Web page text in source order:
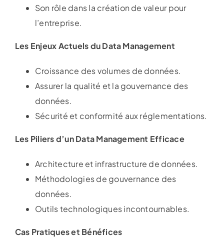
Son rôle dans la création de valeur pour
l’entreprise.
Les Enjeux Actuels du Data Management
Croissance des volumes de données.
Assurer la qualité et la gouvernance des
données.
Sécurité et conformité aux réglementations.
Les Piliers d’un Data Management Efficace
Architecture et infrastructure de données.
Méthodologies de gouvernance des
données.
Outils technologiques incontournables.
Cas Pratiques et Bénéfices